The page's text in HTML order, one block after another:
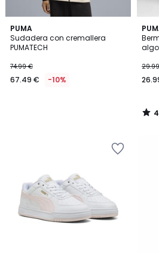
PUMA
Sudadera con cremallera
PUMATECH
74.99 €
67.49 € -10%
4,5
/ 5
2
/